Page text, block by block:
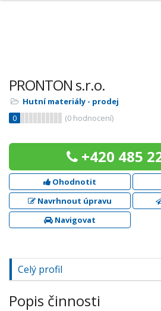
PRONTON s.r.o.
Hutní materiály - prodej
0
(0 hodnocení)
+420 485
Ohodnotit
Navrhnout úpravu
Navigovat
Celý profil
Popis činnosti